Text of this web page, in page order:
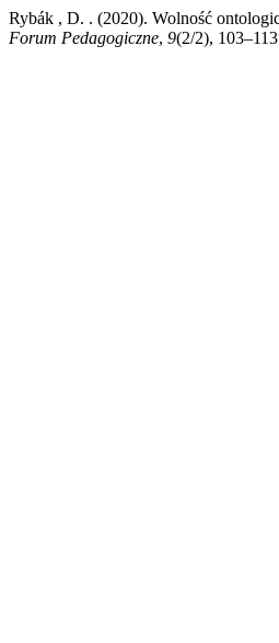
Rybák , D. . (2020). Wolność
Forum Pedagogiczne, 9(2/2),